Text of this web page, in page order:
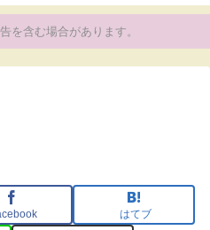
を含む場合があります。
はてブ